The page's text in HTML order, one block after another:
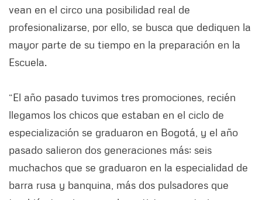
vean en el circo una posibilidad real de
profesionalizarse, por ello, se busca que dediquen la
mayor parte de su tiempo en la preparación en la
Escuela.
“El año pasado tuvimos tres promociones, recién
llegamos los chicos que estaban en el ciclo de
especialización se graduaron en Bogotá, y el año
pasado salieron dos generaciones más; seis
muchachos que se graduaron en la especialidad de
barra rusa y banquina, más dos pulsadores que